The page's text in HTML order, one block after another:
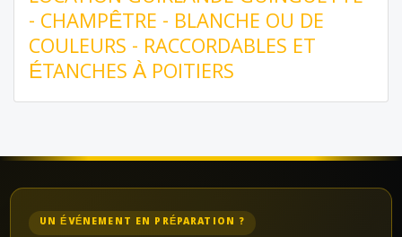
- CHAMPÊTRE - BLANCHE OU DE
COULEURS - RACCORDABLES ET
ÉTANCHES À POITIERS
UN ÉVÉNEMENT EN PRÉPARATION ?